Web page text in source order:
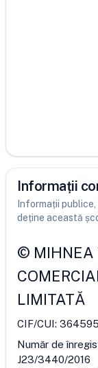
Informații
Informații
deține această
© MIHNEA
LIMITATĂ
CIF/CUI:
Număr de
J23/3440/2016